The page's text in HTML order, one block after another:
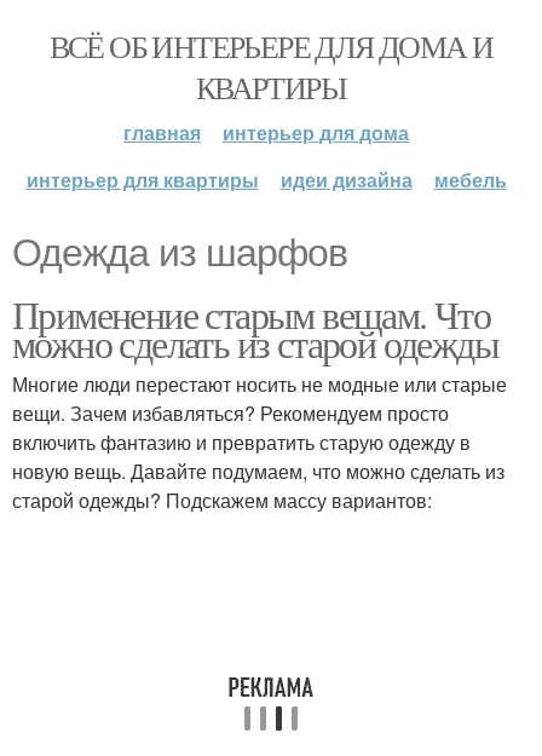
ВСЁ ОБ ИНТЕРЬЕРЕ ДЛЯ ДОМА И
КВАРТИРЫ
главная
интерьер для дома
интерьер для квартиры
идеи дизайна мебель
Одежда из шарфов
Применение старым вещам. Что
можно сделать из старой одежды
Многие люди перестают носить не модные или старые
вещи. Зачем избавляться? Рекомендуем просто
включить фантазию и превратить старую одежду в
новую вещь. Давайте подумаем, что можно сделать из
старой одежды? Подскажем массу вариантов: